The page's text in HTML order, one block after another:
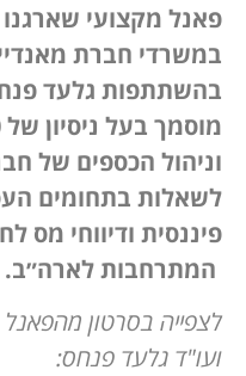
פאנל
במשרדי חברת
בהשתתפות גלעד
וניהול הכספים של
לשאלות בתחומים
פיננסית ודיווחי מס
המתרחבות לארה״ב.
לצפייה בסרטון
ועו"ד גלעד פנחס: